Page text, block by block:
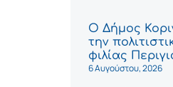
Ο Δήμος
την
φιλίας
6 Αυγούστου, 2026